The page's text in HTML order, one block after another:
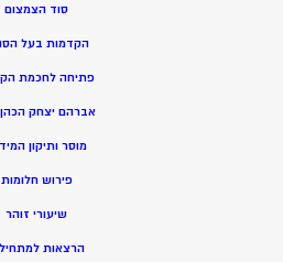
סוד הצמצום
הקדמות בעל
פתיחה לחכמת
אברהם יצחק
מוסר ותיקון
פירוש חלומות
שיעורי זוהר
הרצאות